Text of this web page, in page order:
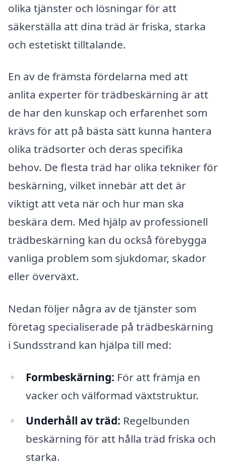
olika tjänster och lösningar för att
säkerställa att dina träd är friska, starka
och estetiskt tilltalande.
En av de främsta fördelarna med att
anlita experter för trädbeskärning är att
de har den kunskap och erfarenhet som
krävs för att på bästa sätt kunna hantera
olika trädsorter och deras specifika
behov. De flesta träd har olika tekniker för
beskärning, vilket innebär att det är
viktigt att veta när och hur man ska
beskära dem. Med hjälp av professionell
trädbeskärning kan du också förebygga
vanliga problem som sjukdomar, skador
eller överväxt.
Nedan följer några av de tjänster som
företag specialiserade på trädbeskärning
i Sundsstrand kan hjälpa till med:
Formbeskärning: För att främja en
vacker och välformad växtstruktur.
Underhåll av träd: Regelbunden
beskärning för att hålla träd friska och
starka.